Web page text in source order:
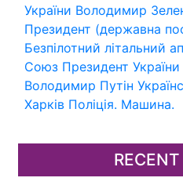
України Володимир
Президент (державна
Безпілотний літальний
Союз Президент України
Володимир Путін
Харків Поліція. Машина.